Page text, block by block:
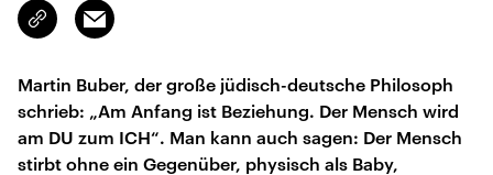
Link
kopieren/teilen
Email
Martin Buber, der große jüdisch-deutsche Philosoph
schrieb: „Am Anfang ist Beziehung. Der Mensch wird
am DU zum ICH“. Man kann auch sagen: Der Mensch
stirbt ohne ein Gegenüber, physisch als Baby,